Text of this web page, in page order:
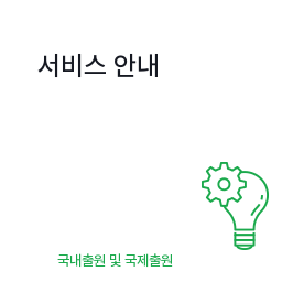
서비스 안내
국내출원 및 국제출원